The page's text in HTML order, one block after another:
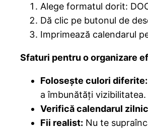
Alege formatul dorit:
Dă clic pe butonul de
Imprimează calendarul
Sfaturi pentru o organizare
Folosește culori diferite:
a îmbunătăți vizibilitatea.
Verifică calendarul
Fii realist: Nu te